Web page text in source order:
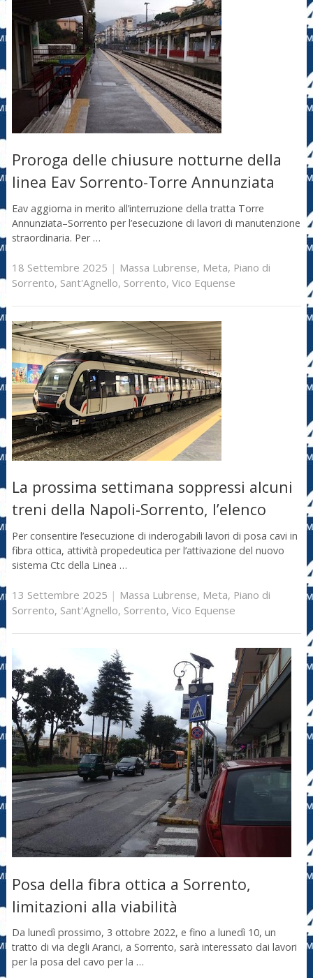
Proroga delle chiusure notturne della
linea Eav Sorrento-Torre Annunziata
Eav aggiorna in merito all’interruzione della tratta Torre
Annunziata–Sorrento per l’esecuzione di lavori di manutenzione
straordinaria. Per …
18 Settembre 2025 | Massa Lubrense, Meta, Piano di
Sorrento, Sant'Agnello, Sorrento, Vico Equense
La prossima settimana soppressi alcuni
treni della Napoli-Sorrento, l’elenco
Per consentire l’esecuzione di inderogabili lavori di posa cavi in
fibra ottica, attività propedeutica per l’attivazione del nuovo
sistema Ctc della Linea …
13 Settembre 2025 | Massa Lubrense, Meta, Piano di
Sorrento, Sant'Agnello, Sorrento, Vico Equense
Posa della fibra ottica a Sorrento,
limitazioni alla viabilità
Da lunedì prossimo, 3 ottobre 2022, e fino a lunedì 10, un
tratto di via degli Aranci, a Sorrento, sarà interessato dai lavori
per la posa del cavo per la …